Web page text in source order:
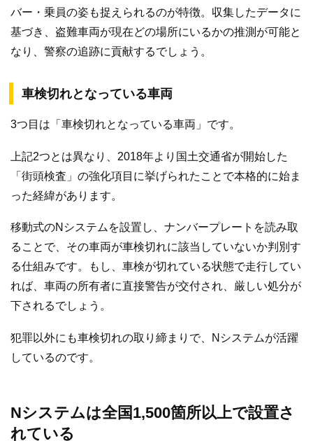
バー・乗員の姿も捉えられるのが特徴。収集したデータに
基づき、盗難車両が現在どの場所にいるかの推測が可能と
なり、警察の追跡に貢献するでしょう。
車検切れとなっている車両
3つ目は「車検切れとなっている車両」です。
上記2つとは異なり、2018年より国土交通省が開始した
「街頭検査」の強化項目に挙げられたことで本格的に始ま
った経緯があります。
移動式のNシステムを設置し、ナンバープレートを読み取
ることで、その車両が車検切れに該当していないか判別す
る仕組みです。もし、車検が切れている状態で走行してい
れば、車両の所有者に直接警告が交付され、厳しい処分が
下されるでしょう。
犯罪以外にも車検切れの取り締まりで、Nシステムが活躍
しているのです。
Nシステムは全国1,500箇所以上で設置さ
れている